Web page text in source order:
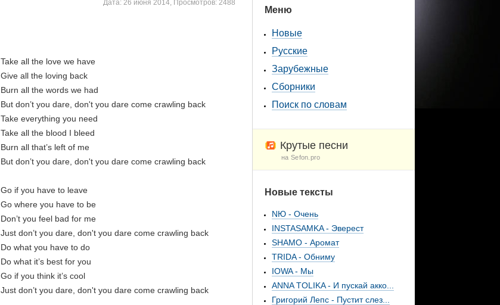
Дата: 26 июня 2014, Просмотров: 2488
Take all the love we have
Give all the loving back
Burn all the words we had
But don’t you dare, don't you dare come crawling back
Take everything you need
Take all the blood I bleed
Burn all that’s left of me
But don’t you dare, don't you dare come crawling back
Go if you have to leave
Go where you have to be
Don’t you feel bad for me
Just don’t you dare, don't you dare come crawling back
Do what you have to do
Do what it’s best for you
Go if you think it’s cool
Just don’t you dare, don't you dare come crawling back
Меню
Новые
Русские
Зарубежные
Сборники
Поиск по словам
Крутые песни
на Sefon.pro
Новые тексты
NЮ - Очень
INSTASAMKA - Эверест
SHAMO - Аромат
TRIDA - Обниму
IOWA - Мы
ANNA TOLIKA - И пускай акко...
Григорий Лепс - Пустит слез...